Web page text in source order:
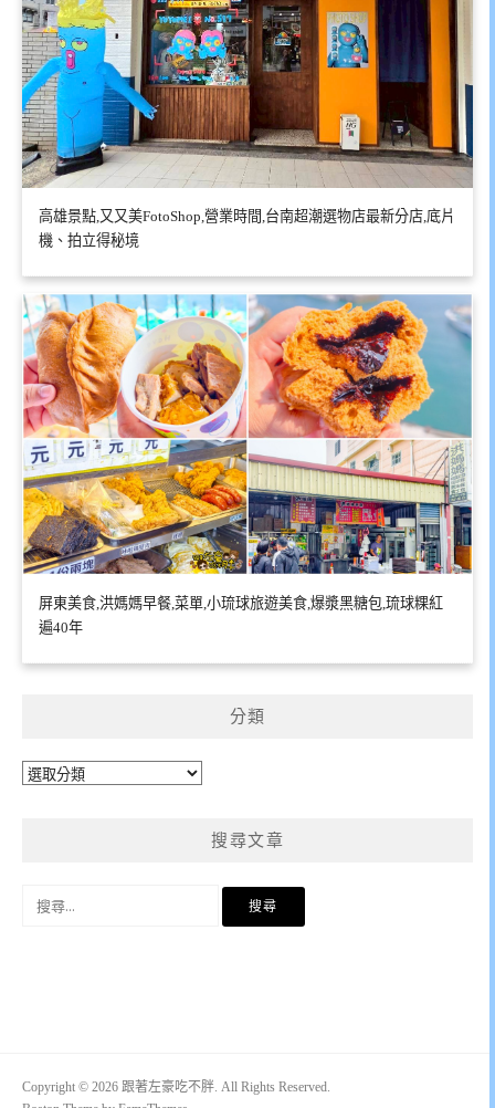
高雄景點,又又美FotoShop,營業時間,台南超潮選物店最新分店,底片
機、拍立得秘境
屏東美食,洪媽媽早餐,菜單,小琉球旅遊美食,爆漿黑糖包,琉球粿紅
遍40年
分類
分
搜尋文章
Copyright © 2026 跟著左豪吃不胖. All Rights Reserved.